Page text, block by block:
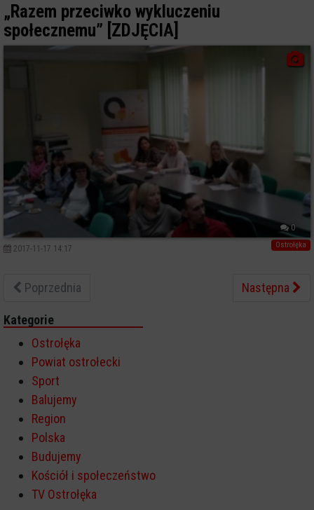
„Razem przeciwko wykluczeniu
społecznemu” [ZDJĘCIA]
0
Ostrołęka
2017-11-17 14:17
Poprzednia Następna
Kategorie
Ostrołęka
Powiat ostrołecki
Sport
Balujemy
Region
Polska
Budujemy
Kościół i społeczeństwo
TV Ostrołęka